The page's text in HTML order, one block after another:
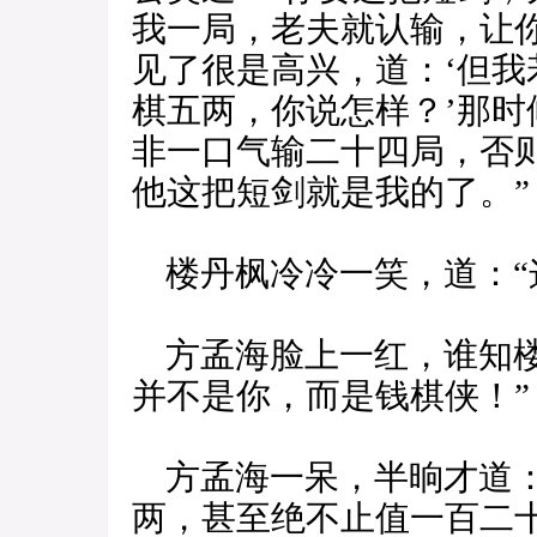
我一局，老夫就认输，让
见了很是高兴，道：‘但
棋五两，你说怎样？’那
非一口气输二十四局，否
他这把短剑就是我的了。”
楼丹枫冷冷一笑，道：“
方孟海脸上一红，谁知
并不是你，而是钱棋侠！”
方孟海一呆，半晌才道
两，甚至绝不止值一百二